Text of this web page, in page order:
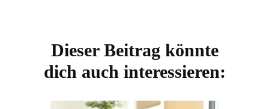
BeitragsnavigationDieser Beitrag könnte
dich auch interessieren: